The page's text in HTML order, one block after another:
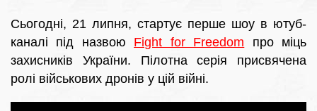
Сьогодні, 21 липня, стартує перше шоу в ютуб-
каналі під назвою Fight for Freedom про міць
захисників України. Пілотна серія присвячена
ролі військових дронів у цій війні.